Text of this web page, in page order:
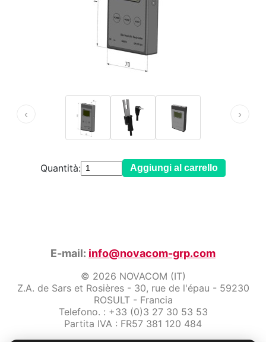
‹ ›
Quantità: Aggiungi al carrello
E-mail: info@novacom-grp.com
© 2026 NOVACOM (IT)
Z.A. de Sars et Rosières - 30, rue de l'épau - 59230
ROSULT - Francia
Telefono. : +33 (0)3 27 30 53 53
Partita IVA : FR57 381 120 484